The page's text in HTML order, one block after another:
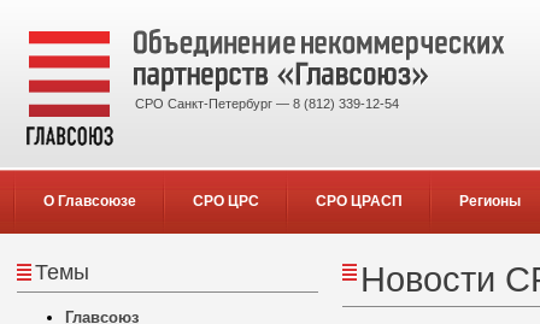
СРО Санкт-Петербург — 8 (812) 339-12-54
О Главсоюзе СРО ЦРС СРО ЦРАСП Регионы
Темы
Главсоюз
Новости